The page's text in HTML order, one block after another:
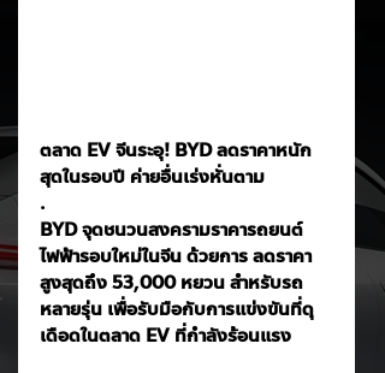
ตลาด EV จีนระอุ! BYD ลดราคาหนัก
สุดในรอบปี ค่ายอื่นเร่งหั่นตาม
.
BYD จุดชนวนสงครามราคารถยนต์
ไฟฟ้ารอบใหม่ในจีน ด้วยการ ลดราคา
สูงสุดถึง 53,000 หยวน สำหรับรถ
หลายรุ่น เพื่อรับมือกับการแข่งขันที่ดุ
เดือดในตลาด EV ที่กำลังร้อนแรง